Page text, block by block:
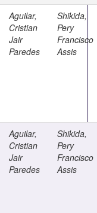
Aguilar,
Cristian
Jair
Paredes
Shikida,
Pery
Francisco
Assis
Aguilar,
Cristian
Jair
Paredes
Shikida,
Pery
Francisco
Assis